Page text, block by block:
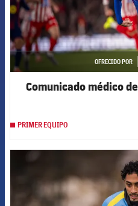
OFRECIDO POR
Comunicado médico
PRIMER EQUIPO